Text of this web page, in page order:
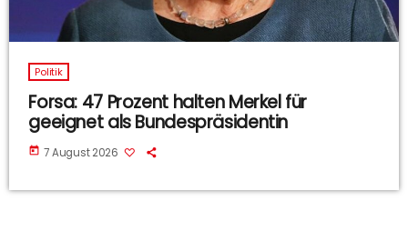
Politik
Forsa: 47 Prozent halten Merkel für
geeignet als Bundespräsidentin
today 7 August 2026